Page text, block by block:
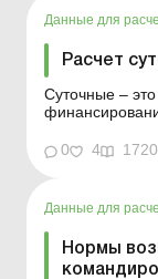
или под отч...
Данные для
Расчет
Суточные –
НКУ). Такие
0 4
Данные для
Нормы